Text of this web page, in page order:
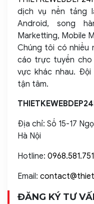
dịch vụ nền tảng
Android, song
Marketting, Mobile
Chúng tôi có nhiều
cáo trực tuyến cho
vực khác nhau. Đội
tận tâm.
Địa chỉ: Số 15-17
Hà Nội
Hotline: 0968.581.751
Email:
ĐĂNG KÝ TƯ